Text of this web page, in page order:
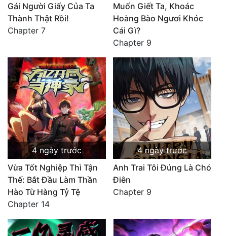
Gái Người Giấy Của Ta
Thành Thật Rồi!
Chapter 7
Muốn Giết Ta, Khoác
Hoàng Bào Ngươi Khóc
Cái Gì?
Chapter 9
4 ngày trước
Vừa Tốt Nghiệp Thì Tận
Thế: Bắt Đầu Làm Thần
Hào Từ Hàng Tỷ Tệ
Chapter 14
4 ngày trước
Anh Trai Tôi Đúng Là Chó
Điên
Chapter 9